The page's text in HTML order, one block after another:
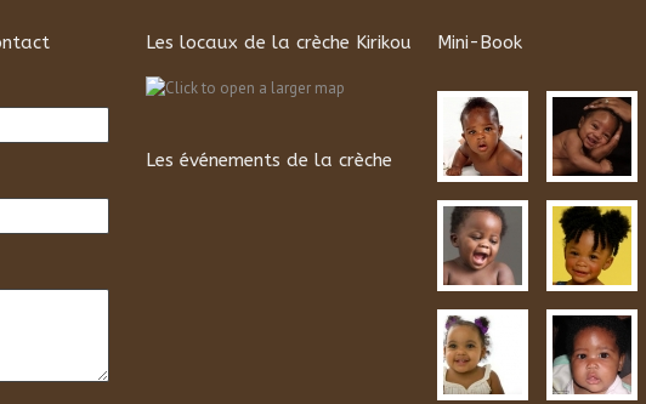
Les locaux de la crèche Kirikou
Les événements de la crèche
Mini-Book